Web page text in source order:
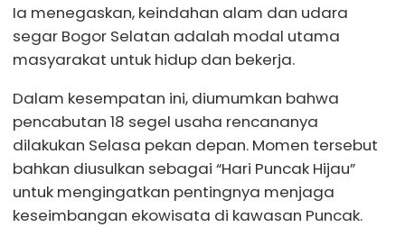
Ia menegaskan, keindahan alam dan udara
segar Bogor Selatan adalah modal utama
masyarakat untuk hidup dan bekerja.
Dalam kesempatan ini, diumumkan bahwa
pencabutan 18 segel usaha rencananya
dilakukan Selasa pekan depan. Momen tersebut
bahkan diusulkan sebagai “Hari Puncak Hijau”
untuk mengingatkan pentingnya menjaga
keseimbangan ekowisata di kawasan Puncak.